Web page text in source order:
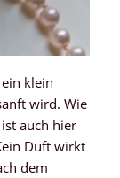
klein
wird. Wie
auch hier
Duft wirkt
dem